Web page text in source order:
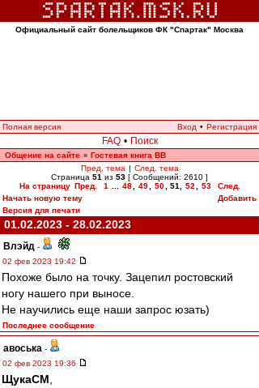
Официальный сайт болельщиков ФК "Спартак" Москва
Полная версия Вход • Регистрация
FAQ • Поиск
Общение на сайте » Гостевая книга ВВ
Пред. тема | След. тема
Страница 51 из 53 [ Сообщений: 2610 ]
На страницу Пред. 1 48 49 50 51 52 53
След.
Начать новую тему
Добавить
Версия для печати
01.02.2023 - 28.02.2023
Влэйд -
02 фев 2023 19:42
Похоже было на точку. Зацепил ростовский
ногу нашего при выносе.
Не научились еще наши запрос юзать)
Последнее сообщение
авоська -
02 фев 2023 19:36
ЩукаСМ